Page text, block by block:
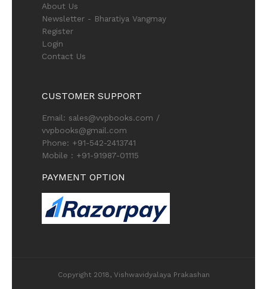
About Us
Newsletter - Bharatiya Vangmay
Register
Login
Contact Us
CUSTOMER SUPPORT
Email: sales@vvpbooks.com /
vvpbooks@gmail.com
Phone: +91-542-2413741
Mobile : +91-91987-01115
PAYMENT OPTION
Copyright 2018, Vishwavidyalaya Prakashan